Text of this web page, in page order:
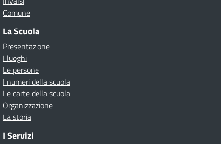
Comune
La Scuola
Presentazione
I luoghi
Le persone
I numeri della scuola
Le carte della scuola
Organizzazione
La storia
I Servizi